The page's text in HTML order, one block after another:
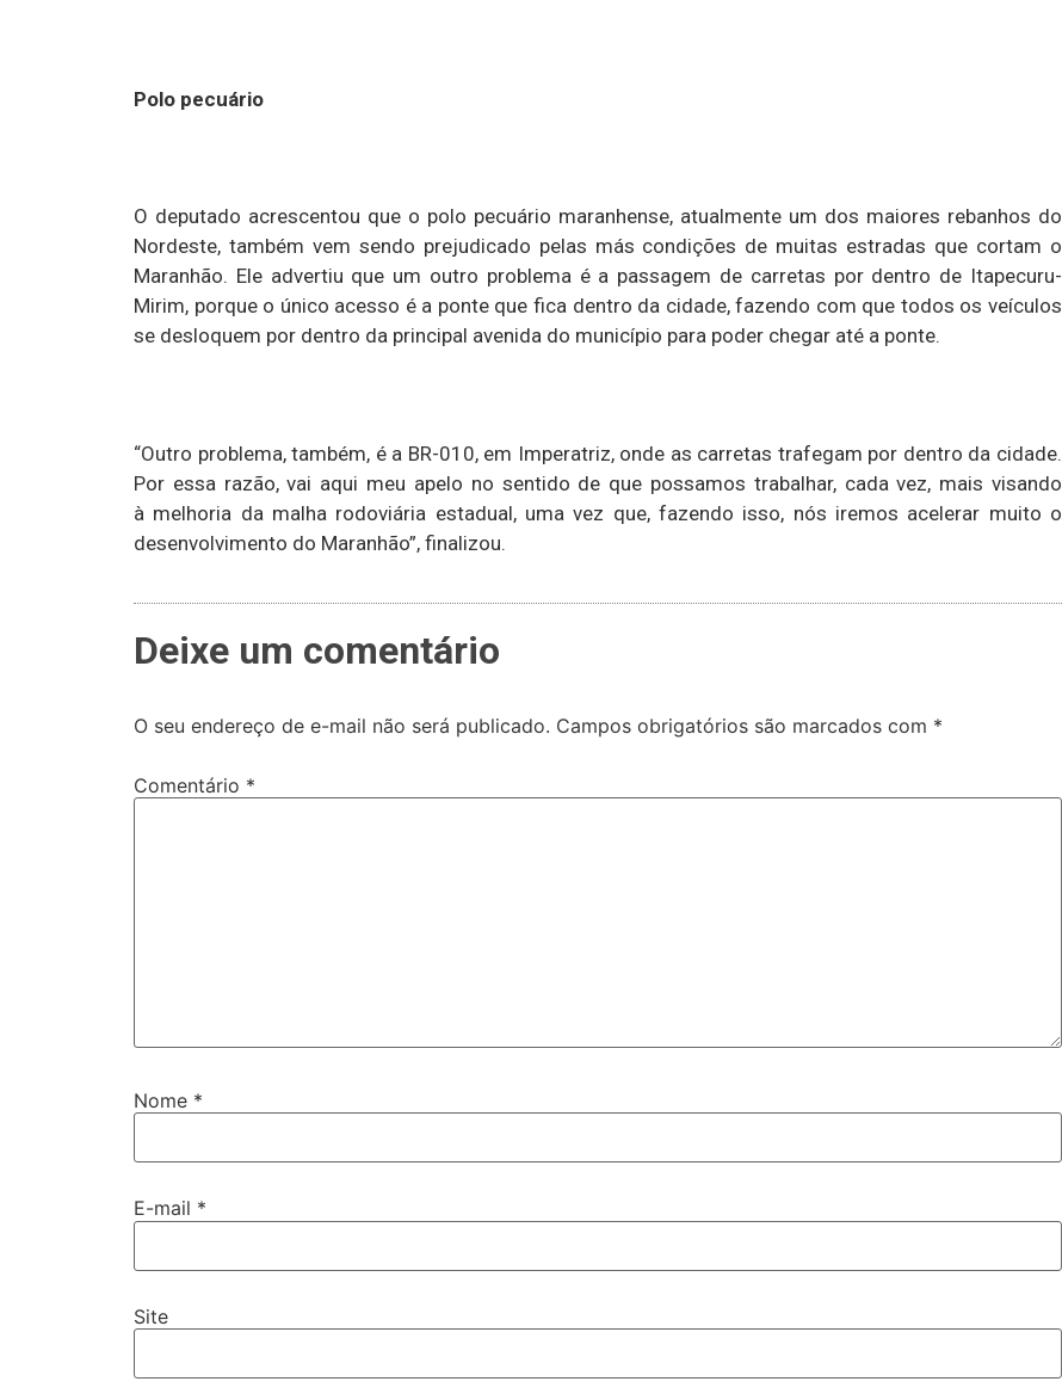
Polo pecuário
O deputado acrescentou que o polo pecuário maranhense, atualmente um dos maiores rebanhos do
Nordeste, também vem sendo prejudicado pelas más condições de muitas estradas que cortam o
Maranhão. Ele advertiu que um outro problema é a passagem de carretas por dentro de Itapecuru-
Mirim, porque o único acesso é a ponte que fica dentro da cidade, fazendo com que todos os veículos
se desloquem por dentro da principal avenida do município para poder chegar até a ponte.
“Outro problema, também, é a BR-010, em Imperatriz, onde as carretas trafegam por dentro da cidade.
Por essa razão, vai aqui meu apelo no sentido de que possamos trabalhar, cada vez, mais visando
à melhoria da malha rodoviária estadual, uma vez que, fazendo isso, nós iremos acelerar muito o
desenvolvimento do Maranhão”, finalizou.
Deixe um comentário
O seu endereço de e-mail não será publicado. Campos obrigatórios são marcados com *
Comentário *
Nome *
E-mail *
Site